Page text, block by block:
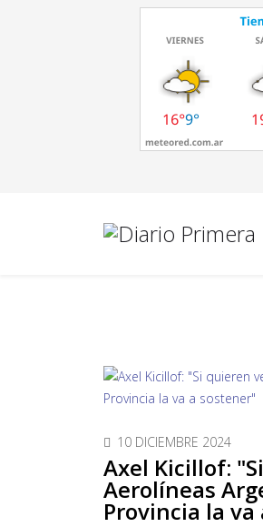
10 DICIEMBRE 2024
Axel Kicillof:
Aerolíneas
Provincia la